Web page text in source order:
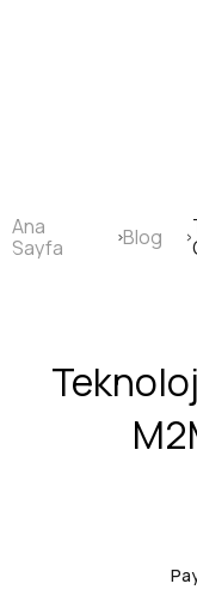
Sayfa
yolu
Ana
Sayfa
Blog